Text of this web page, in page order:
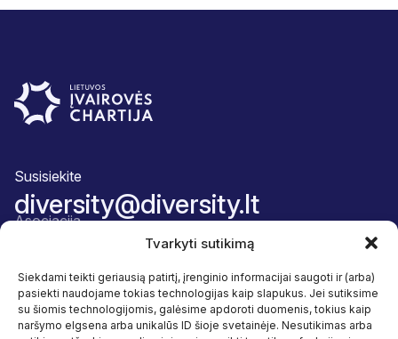
Tvarkyti sutikimą
Siekdami teikti geriausią patirtį, įrenginio informacijai saugoti ir (arba)
pasiekti naudojame tokias technologijas kaip slapukus. Jei sutiksime
su šiomis technologijomis, galėsime apdoroti duomenis, tokius kaip
naršymo elgsena arba unikalūs ID šioje svetainėje. Nesutikimas arba
Susisiekite
diversity@diversity.lt
Asociacija
Narystės paketas
Atskaitingumas
Veikla
Įvairovė ir įtrauktis